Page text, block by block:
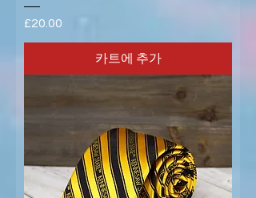
가격
£20.00
카트에 추가